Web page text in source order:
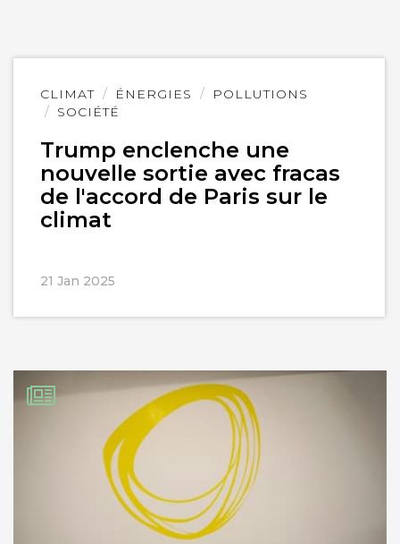
CLIMAT ÉNERGIES
POLLUTIONS
SOCIÉTÉ
Trump enclenche une
nouvelle sortie avec fracas
de l'accord de Paris sur le
climat
21 Jan 2025
Lire
l'article